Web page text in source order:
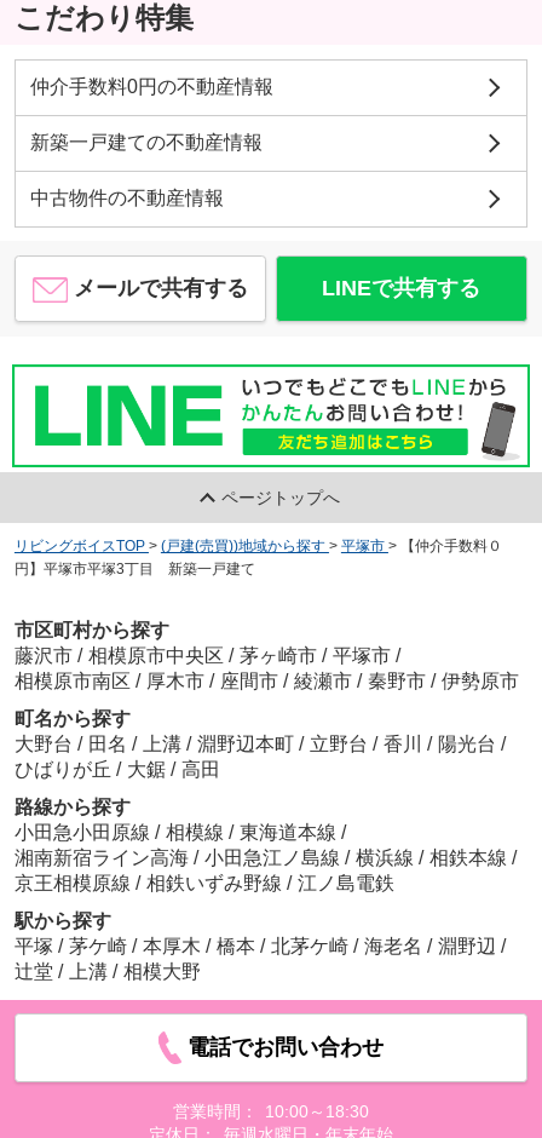
こだわり特集
仲介手数料0円の不動産情報
新築一戸建ての不動産情報
中古物件の不動産情報
メールで共有する LINEで共有する
ページトップへ
リビングボイスTOP > (戸建(売買))地域から探す > 平塚市 >
【仲介手数料０
円】平塚市平塚3丁目 新築一戸建て
市区町村から探す
藤沢市 / 相模原市中央区 / 茅ヶ崎市 / 平塚市 /
相模原市南区 / 厚木市 / 座間市 / 綾瀬市 / 秦野市 / 伊勢原市
町名から探す
大野台 / 田名 / 上溝 / 淵野辺本町 / 立野台 / 香川 / 陽光台 /
ひばりが丘 / 大鋸 / 高田
路線から探す
小田急小田原線 / 相模線 / 東海道本線 /
湘南新宿ライン高海 / 小田急江ノ島線 / 横浜線 / 相鉄本線 /
京王相模原線 / 相鉄いずみ野線 / 江ノ島電鉄
駅から探す
平塚 / 茅ケ崎 / 本厚木 / 橋本 / 北茅ケ崎 / 海老名 / 淵野辺 /
辻堂 / 上溝 / 相模大野
電話でお問い合わせ
営業時間：
10:00～18:30